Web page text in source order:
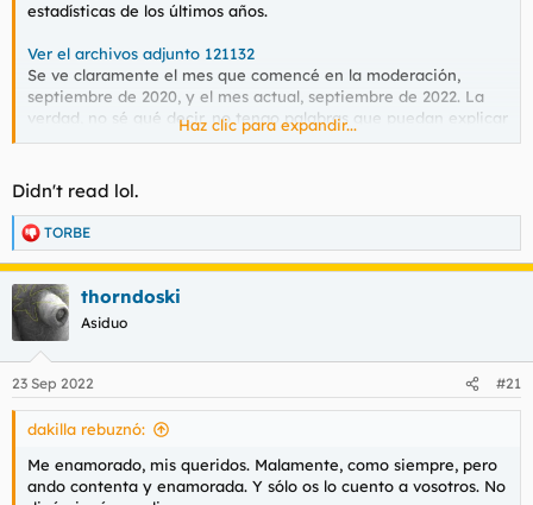
estadísticas de los últimos años.
Ver el archivos adjunto 121132
Se ve claramente el mes que comencé en la moderación,
septiembre de 2020, y el mes actual, septiembre de 2022. La
verdad, no sé qué decir, no tengo palabras que puedan explicar
esta tendencia, supongo que no estamos tan mal como esas
Disfrutad de este fracachat, podría ser el último.
Haz clic para expandir...
Didn't read lol.
R
e
a
c
c
e
s
TORBE
thorndoski
Asiduo
23 Sep 2022 #21
dakilla rebuznó:
Me enamorado, mis queridos. Malamente, como siempre, pero
ando contenta y enamorada. Y sólo os lo cuento a vosotros. No